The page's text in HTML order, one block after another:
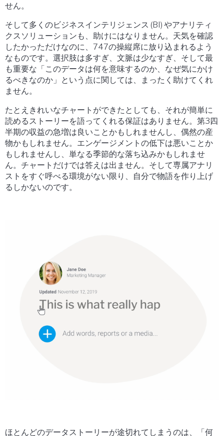
せん。
そして多くのビジネスインテリジェンス (BI) やアナリティ
クスソリューションも、助けにはなりません。天気を確認
したかっただけなのに、747の操縦席に放り込まれるよう
なものです。選択肢は多すぎ、文脈は少なすぎ、そして最
も重要な「このデータは何を意味するのか、なぜ気にかけ
るべきなのか」という点に関しては、まったく助けてくれ
ません。
たとえきれいなチャートができたとしても、それが簡単に
読めるストーリーを語ってくれる保証はありません。第3四
半期の収益の急増は良いことかもしれませんし、偶然の産
物かもしれません。エンゲージメントの低下は悪いことか
もしれませんし、単なる季節的な落ち込みかもしれませ
ん。チャートだけでは答えは出ません。そして専属アナリ
ストをすぐ呼べる環境がない限り、自分で物語を作り上げ
るしかないのです。
ほとんどのデータストーリーが途切れてしまうのは、「何